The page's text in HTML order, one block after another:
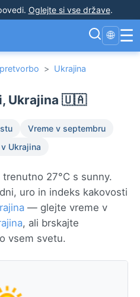
. Oglejte si vse države.
🌐 ☰
> Ukrajina
Ukrajina 🇺🇦
Vreme v septembru
Ukrajina
27°C s sunny.
uro in indeks kakovosti
— glejte vreme v
, ali brskajte
vsem svetu.